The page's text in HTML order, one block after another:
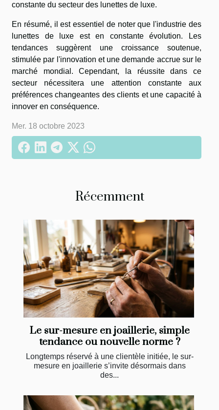
constante du secteur des lunettes de luxe.
En résumé, il est essentiel de noter que l'industrie des
lunettes de luxe est en constante évolution. Les
tendances suggèrent une croissance soutenue,
stimulée par l'innovation et une demande accrue sur le
marché mondial. Cependant, la réussite dans ce
secteur nécessitera une attention constante aux
préférences changeantes des clients et une capacité à
innover en conséquence.
Mer. 18 octobre 2023
Récemment
Le sur-mesure en joaillerie, simple
tendance ou nouvelle norme ?
Longtemps réservé à une clientèle initiée, le sur-
mesure en joaillerie s’invite désormais dans
des...